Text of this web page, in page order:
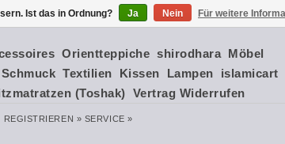
Orientteppiche shirodhara Möbel
Schmuck Textilien Kissen Lampen
islamicart
(Toshak) Vertrag Widerrufen
REGISTRIEREN » SERVICE »
Ist das in Ordnung? Ja Nein Für weitere